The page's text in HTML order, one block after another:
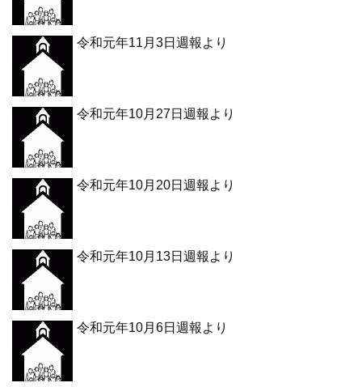
令和元年11月3日週報より
令和元年10月27日週報より
令和元年10月20日週報より
令和元年10月13日週報より
令和元年10月6日週報より